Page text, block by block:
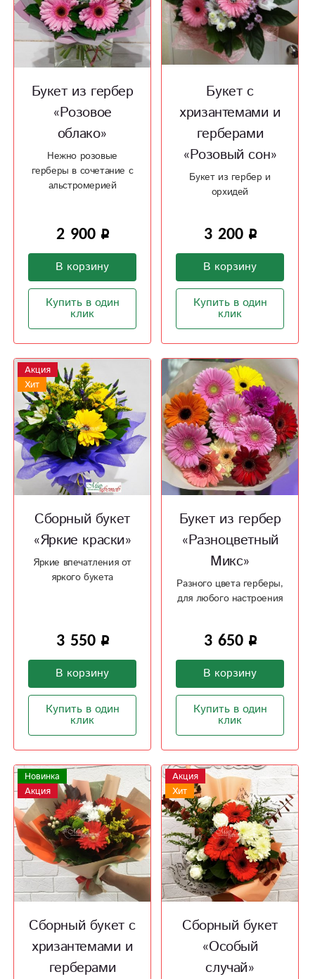
Букет из гербер
«Розовое
облако»
Нежно розовые
герберы в сочетание с
альстромерией
2 900
В корзину
Купить в один
клик
Букет с
хризантемами и
герберами
«Розовый сон»
Букет из гербер и
орхидей
3 200
В корзину
Купить в один
клик
Акция
Хит
Сборный букет
«Яркие краски»
Яркие впечатления от
яркого букета
3 550
В корзину
Купить в один
клик
Букет из гербер
«Разноцветный
Микс»
Разного цвета герберы,
для любого настроения
3 650
В корзину
Купить в один
клик
Новинка
Акция
Сборный букет с
хризантемами и
герберами
Акция
Хит
Сборный букет
«Особый
случай»